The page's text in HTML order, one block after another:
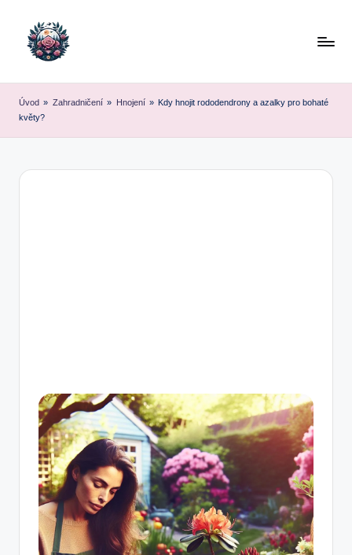
Úvod » Zahradničení » Hnojení » Kdy hnojit rododendrony a azalky pro bohaté
květy?